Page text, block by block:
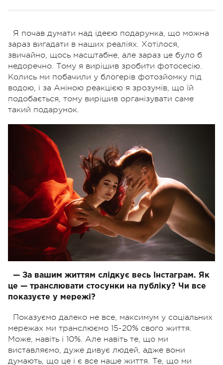
Я почав думати над ідеєю подарунка, що можна
зараз вигадати в наших реаліях. Хотілося,
звичайно, щось масштабне, але зараз це було б
недоречно. Тому я вирішив зробити фотосесію.
Колись ми побачили у блогерів фотозйомку під
водою, і за Аніною реакцією я зрозумів, що їй
подобається, тому вирішив організувати саме
такий подарунок.
— За вашим життям слідкує весь Інстаграм. Як
це — транслювати стосунки на публіку? Чи все
показуєте у мережі?
Показуємо далеко не все, максимум у соціальних
мережах ми транслюємо 15-20% свого життя.
Може, навіть і 10%. Але навіть те, що ми
виставляємо, дуже дивує людей, адже вони
думають, що це і є все наше життя. Те, що ми